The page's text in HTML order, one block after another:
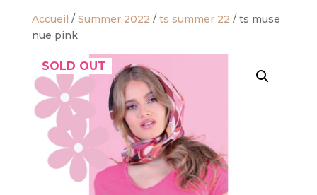
Accueil / Summer 2022 / ts summer 22 / ts muse
nue pink
SOLD OUT